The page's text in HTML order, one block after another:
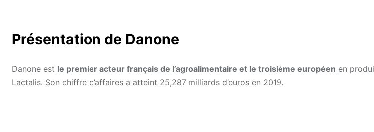
Présentation de Danone
Danone est le premier acteur français de l’agroalimentaire et le troisième européen en
Lactalis. Son chiffre d’affaires a atteint 25,287 milliards d’euros en 2019.